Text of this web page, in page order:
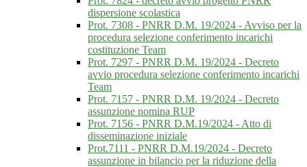
dispersione scolastica
Prot. 7308 - PNRR D.M. 19/2024 - Avviso per la
procedura selezione conferimento incarichi
costituzione Team
Prot. 7297 - PNRR D.M. 19/2024 - Decreto
avvio procedura selezione conferimento incarichi
Team
Prot. 7157 - PNRR D.M. 19/2024 - Decreto
assunzione nomina RUP
Prot. 7156 - PNRR D.M.19/2024 - Atto di
disseminazione iniziale
Prot.7111 - PNRR D.M.19/2024 - Decreto
assunzione in bilancio per la riduzione della